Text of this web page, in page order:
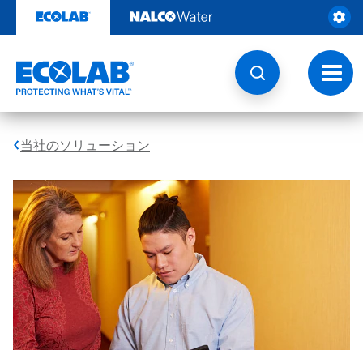
テ
る
ト
グ
ル
ナ
当社のソリューション